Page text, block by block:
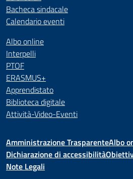
Bacheca sindacale
Calendario eventi
Albo online
Interpelli
PTOF
ERASMUS+
Apprendistato
Biblioteca digitale
Attività-Video-Eventi
Amministrazione TrasparenteAlbo
Dichiarazione di accessibilità
Note Legali